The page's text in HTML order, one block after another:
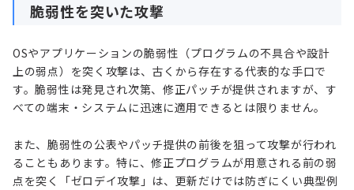
脆弱性を突いた攻撃
OSやアプリケーションの脆弱性（プログラムの不具合や設計
上の弱点）を突く攻撃は、古くから存在する代表的な手口で
す。脆弱性は発見され次第、修正パッチが提供されますが、す
べての端末・システムに迅速に適用できるとは限りません。
また、脆弱性の公表やパッチ提供の前後を狙って攻撃が行われ
ることもあります。特に、修正プログラムが用意される前の弱
点を突く「ゼロデイ攻撃」は、更新だけでは防ぎにくい典型例